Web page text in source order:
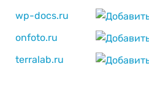
wp-docs.ru
onfoto.ru
terralab.ru